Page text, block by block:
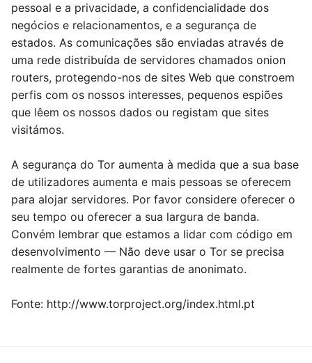
pessoal e a privacidade, a confidencialidade dos
negócios e relacionamentos, e a segurança de
estados. As comunicações são enviadas através de
uma rede distribuída de servidores chamados onion
routers, protegendo-nos de sites Web que constroem
perfis com os nossos interesses, pequenos espiões
que lêem os nossos dados ou registam que sites
visitámos.
A segurança do Tor aumenta à medida que a sua base
de utilizadores aumenta e mais pessoas se oferecem
para alojar servidores. Por favor considere oferecer o
seu tempo ou oferecer a sua largura de banda.
Convém lembrar que estamos a lidar com código em
desenvolvimento — Não deve usar o Tor se precisa
realmente de fortes garantias de anonimato.
Fonte: http://www.torproject.org/index.html.pt